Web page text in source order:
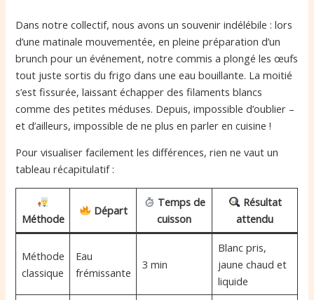
Dans notre collectif, nous avons un souvenir indélébile : lors
d’une matinale mouvementée, en pleine préparation d’un
brunch pour un événement, notre commis a plongé les œufs
tout juste sortis du frigo dans une eau bouillante. La moitié
s’est fissurée, laissant échapper des filaments blancs
comme des petites méduses. Depuis, impossible d’oublier –
et d’ailleurs, impossible de ne plus en parler en cuisine !
Pour visualiser facilement les différences, rien ne vaut un
tableau récapitulatif :
Méthode
Départ
Temps de
cuisson
Résultat
attendu
Méthode
classique
Eau
frémissante
3 min
Blanc pris,
jaune chaud et
liquide